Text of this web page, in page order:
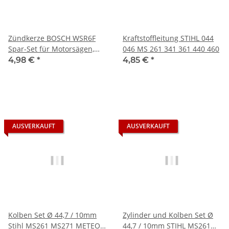
Zündkerze BOSCH WSR6F
Spar-Set für Motorsägen,
Freischneider,
4,98 € *
Kraftstoffleitung STIHL 044
046 MS 261 341 361 440 460
4,85 € *
AUSVERKAUFT
Kolben Set Ø 44,7 / 10mm
Stihl MS261 MS271 METEOR
AUSVERKAUFT
Zylinder und Kolben Set Ø
44,7 / 10mm STIHL MS261